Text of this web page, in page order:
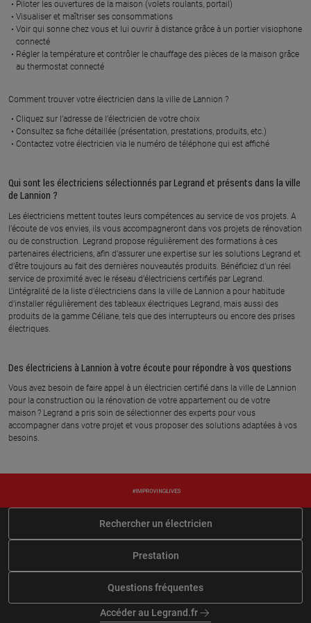
SEBILLE
1 la cour gallon d en bas, 22400
QUINTENIC
En savoir plus
CARIMALO
CONSTRUCTION
22600 LOUDEAC
À 82.4 km km
CAIL
En savoir plus
À 82.1 km km
GOURANTON JEAN
11 l epine briend, 22240 FREHEL
À 83.9 km km
GUENNIC PIERRE
70 crissouet, 22550 PLEBOULLE
En savoir plus
À 102.4 km km
HBT ELECTRICITE
2 impasse des vignes, 22100
AUCALEUC
En savoir plus
À 107.4 km km
ABL AMENAGEMENT
11 rue du suroit, 22100 TADEN
En savoir plus
Piloter les ouvertures de la maison (volets roulants, portail)
Visualiser et maîtriser ses consommations
Voir qui sonne chez vous et lui ouvrir à distance grâce à un portier visiophone
connecté
Régler la température et contrôler le chauffage des pièces de la maison grâce
au thermostat connecté
Comment trouver votre électricien dans la ville de Lannion ?
Cliquez sur l’adresse de l’électricien de votre choix
Consultez sa fiche détaillée (présentation, prestations, produits, etc.)
Contactez votre électricien via le numéro de téléphone qui est affiché
Qui sont les électriciens sélectionnés par Legrand et présents dans la ville
de Lannion ?
Les électriciens mettent toutes leurs compétences au service de vos projets. A
l’écoute de vos envies, ils vous accompagneront dans vos projets de rénovation
ou de construction. Legrand propose régulièrement des formations à ces
partenaires électriciens, afin d’assurer une expertise sur les solutions Legrand et
d’être toujours au fait des dernières nouveautés produits. Bénéficiez d’un réel
service de proximité avec le réseau d’électriciens certifiés par Legrand.
L’intégralité de la liste d’électriciens dans la ville de Lannion a pour habitude
d’installer régulièrement des tableaux électriques Legrand, mais aussi des
produits de la gamme Céliane, tels que des interrupteurs ou encore des prises
électriques.
Des électriciens à Lannion à votre écoute pour répondre à vos questions
Vous avez besoin de faire appel à un électricien certifié dans la ville de Lannion
pour la construction ou la rénovation de votre appartement ou de votre
maison ? Legrand a pris soin de sélectionner des experts pour vous
accompagner dans votre projet et vous proposer des solutions adaptées à vos
besoins.
Rechercher un électricien
Prestation
Questions fréquentes
Accéder au Legrand.fr